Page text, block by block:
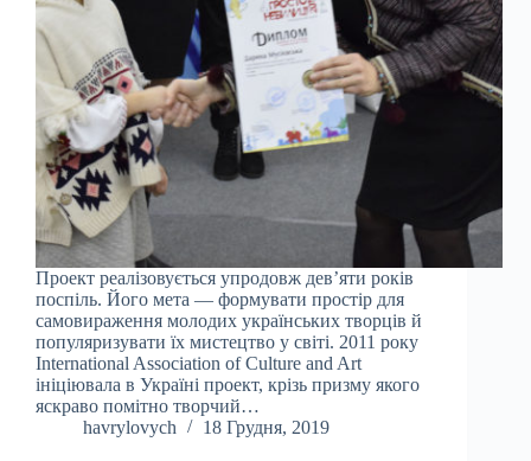
Проект реалізовується упродовж дев’яти років
поспіль. Його мета — формувати простір для
самовираження молодих українських творців й
популяризувати їх мистецтво у світі. 2011 року
International Association of Culture and Art
ініціювала в Україні проект, крізь призму якого
яскраво помітно творчий…
havrylovych
18 Грудня, 2019